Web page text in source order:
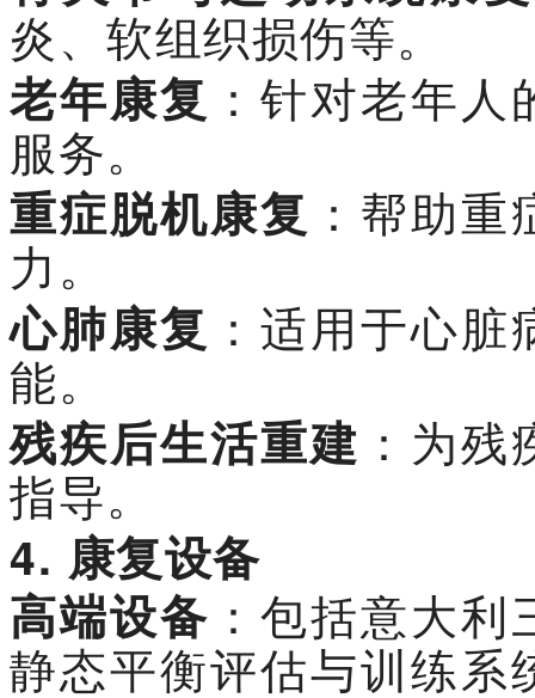
炎、软组织损伤等。
老年康复 ：针对老年
服务。
重症脱机康复 ：帮助
力。
心肺康复 ：适用于心
能。
残疾后生活重建 ：为
指导。
4. 康复设备
高端设备 ：包括意大
静态平衡评估与训练系